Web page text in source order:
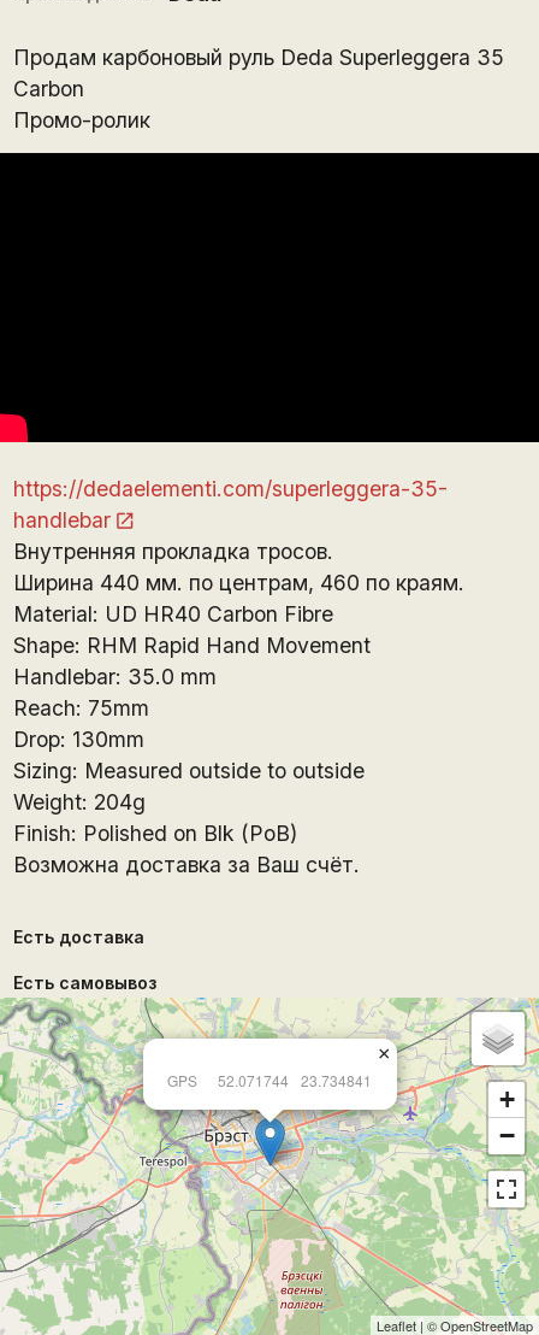
Продам карбоновый руль Deda Superleggera 35
Carbon
Промо-ролик
https://dedaelementi.com/superleggera-35-
handlebar
Внутренняя прокладка тросов.
Ширина 440 мм. по центрам, 460 по краям.
Material: UD HR40 Carbon Fibre
Shape: RHM Rapid Hand Movement
Handlebar: 35.0 mm
Reach: 75mm
Drop: 130mm
Sizing: Measured outside to outside
Weight: 204g
Finish: Polished on Blk (PoB)
Возможна доставка за Ваш счёт.
Есть доставка
Есть самовывоз
GPS 52.071744 23.734841
×
+
−
Leaflet | ©OpenStreetMap